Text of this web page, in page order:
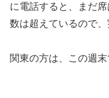
に電話すると、まだ
数は超えているので、
関東の方は、この週